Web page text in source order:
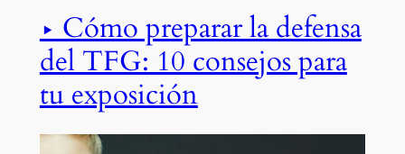
▶ Cómo preparar la defensa
del TFG: 10 consejos para
tu exposición